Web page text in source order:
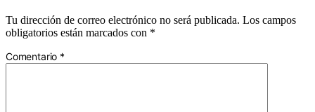
Tu dirección de correo electrónico no será publicada. Los campos
obligatorios están marcados con *
Comentario *